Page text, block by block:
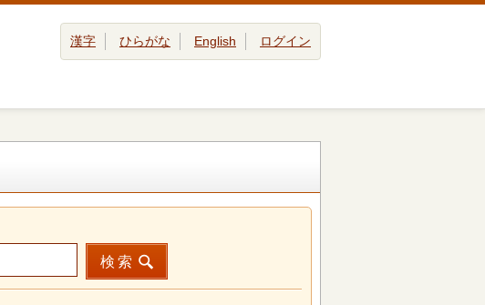
漢字 ひらがな English ログイン
検索